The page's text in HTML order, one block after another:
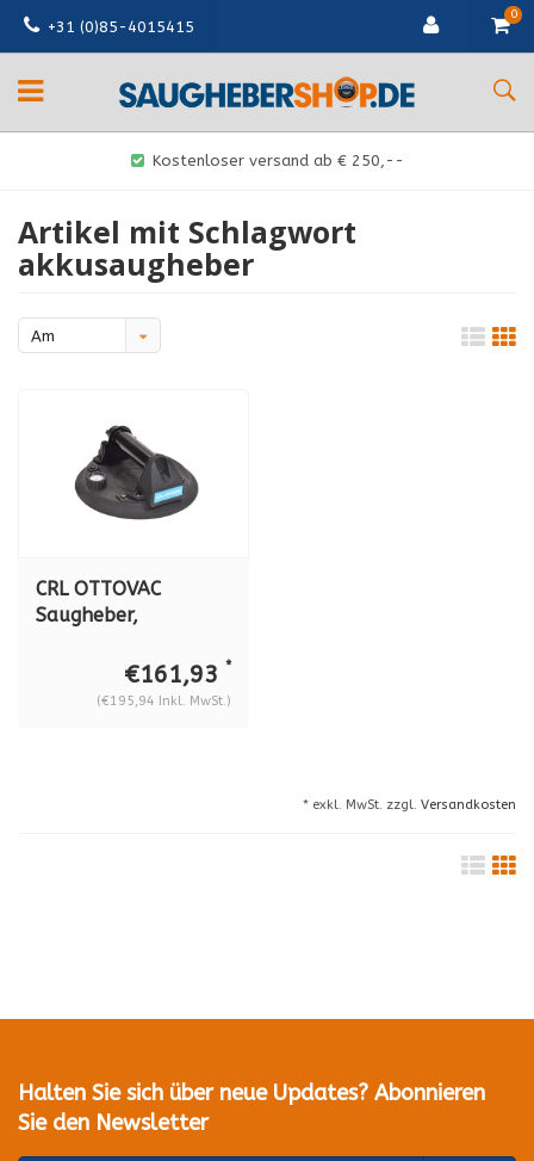
+31 (0)85-4015415
0
Kostenloser versand ab € 250,--
Artikel mit Schlagwort
akkusaugheber
Am
CRL OTTOVAC
Saugheber,
100 kg, (ø 200 mm)
€161,93 *
(€195,94 Inkl. MwSt.)
* exkl. MwSt. zzgl. Versandkosten
Halten Sie sich über neue Updates? Abonnieren
Sie den Newsletter